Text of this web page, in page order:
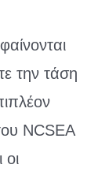
την τάση
NCSEA